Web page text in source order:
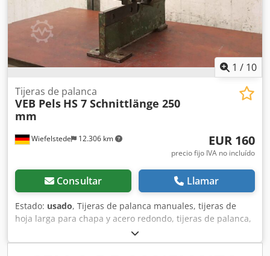
1 / 10
Wiefelstede 12.306 km
Tijeras de palanca
VEB Pels HS 7 Schnittlänge 250
mm
EUR 160
precio fijo IVA no incluído
Consultar Llamar
Estado: usado, Tijeras de palanca manuales, tijeras de
hoja larga para chapa y acero redondo, tijeras de palanca,
tijeras para chapa metálica, tijeras para acero perfilado
Dkjdpfsv Eakbjx Akaer -Entrega: en estado actual tal y